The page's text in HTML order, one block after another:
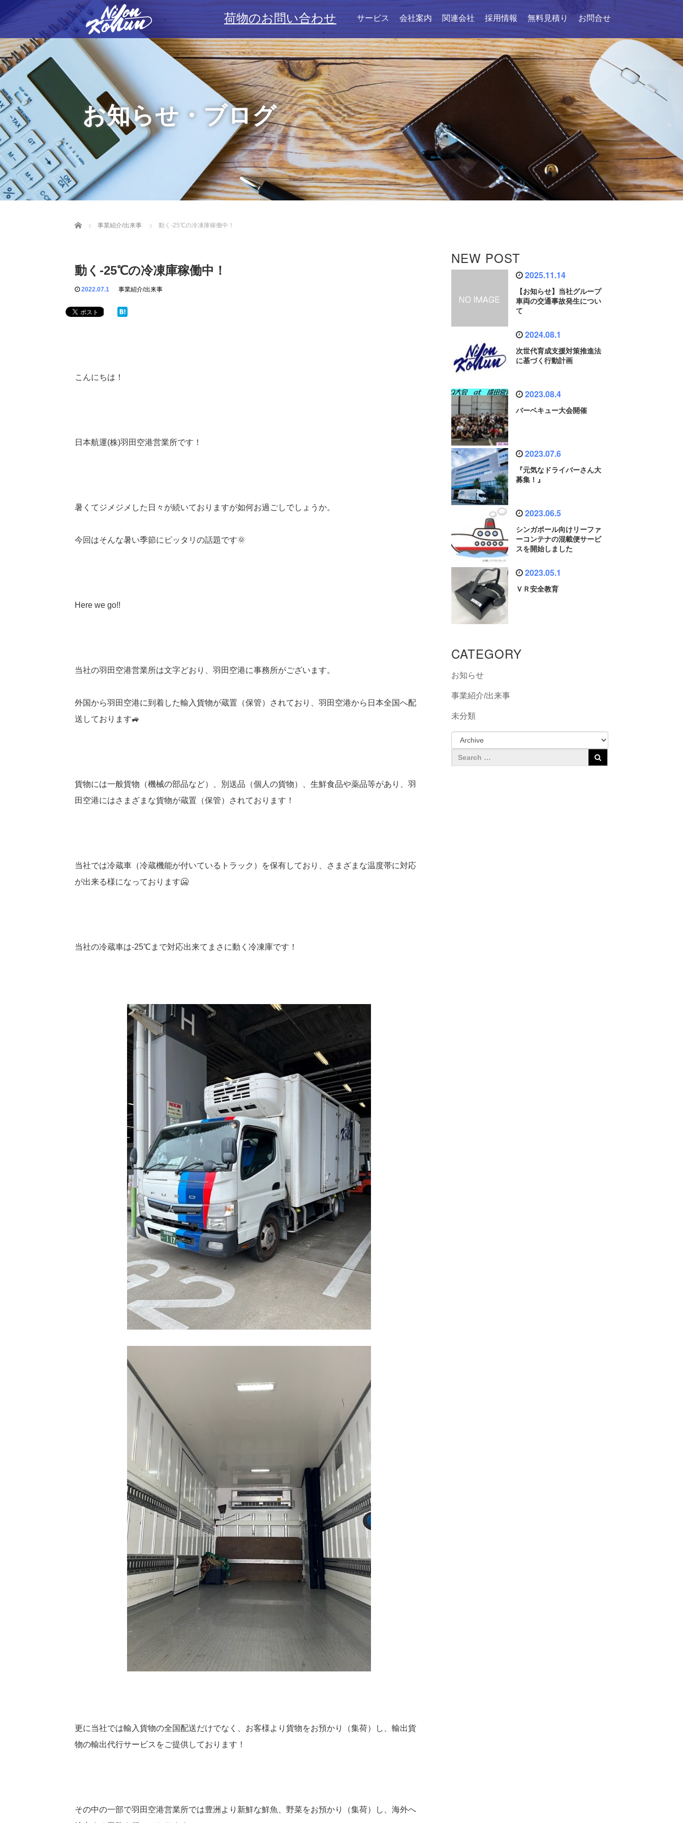
荷物のお問い合わせ サービス 会社案内 関連会社 採用情報 無料見積り お問合せ
お知らせ・ブログ
Home 事業紹介/出来事 動く-25℃の冷凍庫稼働中！
動く-25℃の冷凍庫稼働中！
2022.07.1 事業紹介/出来事
こんにちは！
日本航運(株)羽田空港営業所です！
暑くてジメジメした日々が続いておりますが如何お過ごしでしょうか。
今回はそんな暑い季節にピッタリの話題です🌞
Here we go!!
当社の羽田空港営業所は文字どおり、羽田空港に事務所がございます。
外国から羽田空港に到着した輸入貨物が蔵置（保管）されており、羽田空港から日本全国へ配
送しております🚙
貨物には一般貨物（機械の部品など）、別送品（個人の貨物）、生鮮食品や薬品等があり、羽
田空港にはさまざまな貨物が蔵置（保管）されております！
当社では冷蔵車（冷蔵機能が付いているトラック）を保有しており、さまざまな温度帯に対応
が出来る様になっております🥶
当社の冷蔵車は-25℃まで対応出来てまさに動く冷凍庫です！
更に当社では輸入貨物の全国配送だけでなく、お客様より貨物をお預かり（集荷）し、輸出貨
物の輸出代行サービスをご提供しております！
その中の一部で羽田空港営業所では豊洲より新鮮な鮮魚、野菜をお預かり（集荷）し、海外へ
NEW POST
2025.11.14
【お知らせ】当社グループ
車両の交通事故発生につい
て
2024.08.1
次世代育成支援対策推進法
に基づく行動計画
2023.08.4
バーベキュー大会開催
2023.07.6
『元気なドライバーさん大
募集！』
2023.06.5
シンガポール向けリーファ
ーコンテナの混載便サービ
スを開始しました
2023.05.1
ＶＲ安全教育
CATEGORY
お知らせ
事業紹介/出来事
未分類